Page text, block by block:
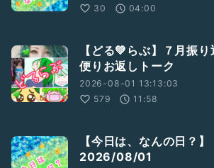
30
04:00
【どる💚らぶ】７月振
便りお返しトーク
2026-08-01 13:13:03
579
11:58
【今日は、なんの日？】
2026/08/01